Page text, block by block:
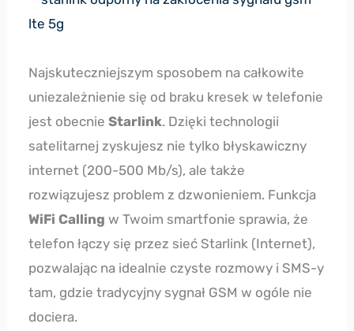
Najskuteczniejszym sposobem na całkowite
uniezależnienie się od braku kresek w telefonie
jest obecnieStarlink. Dzięki technologii
satelitarnej zyskujesz nie tylko błyskawiczny
internet (200-500 Mb/s), ale także
rozwiązujesz problem z dzwonieniem. Funkcja
WiFi Calling w Twoim smartfonie sprawia, że
telefon łączy się przez sieć Starlink (Internet),
pozwalając na idealnie czyste rozmowy i SMS-y
tam, gdzie tradycyjny sygnał GSM w ogóle nie
dociera.